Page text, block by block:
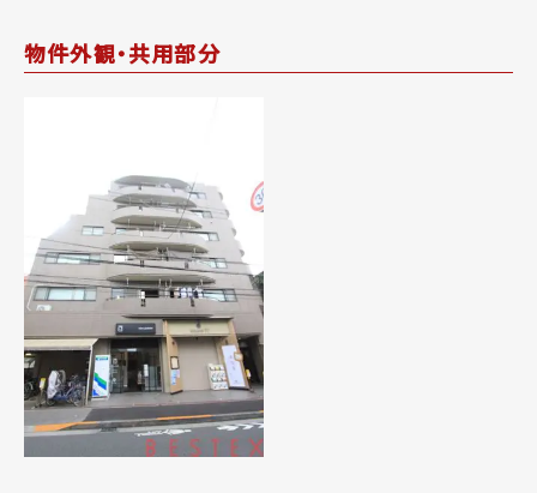
物件外観・共用部分